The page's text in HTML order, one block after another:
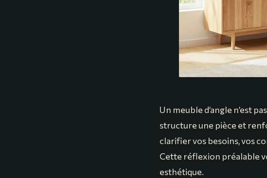
Un meuble d’angle n’est
structure une pièce et
clarifier vos besoins, vos
Cette réflexion préalable
esthétique.